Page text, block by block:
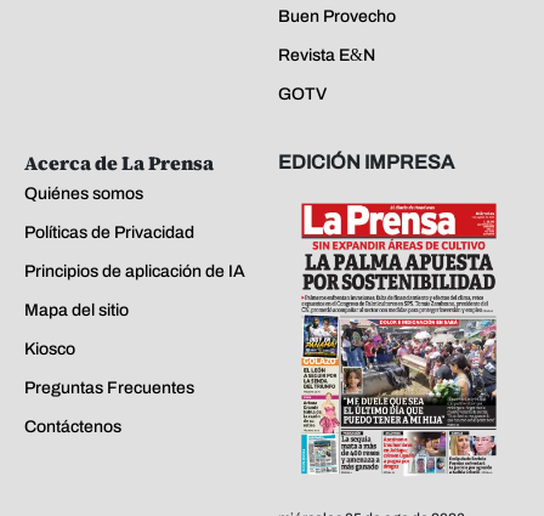
Buen Provecho
Revista E&N
GOTV
Acerca de La Prensa
Quiénes somos
Políticas de Privacidad
Principios de aplicación de IA
Mapa del sitio
Kiosco
Preguntas Frecuentes
Contáctenos
EDICIÓN IMPRESA